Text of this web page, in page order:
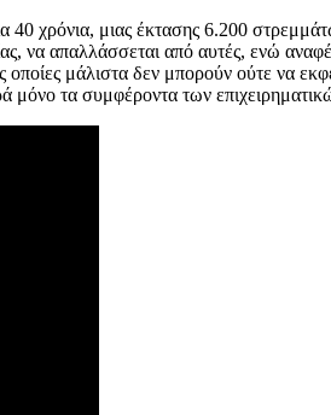
χρόνια, μιας έκτασης 6.200
να απαλλάσσεται από αυτές, ενώ
οποίες μάλιστα δεν μπορούν ούτε να
μόνο τα συμφέροντα των